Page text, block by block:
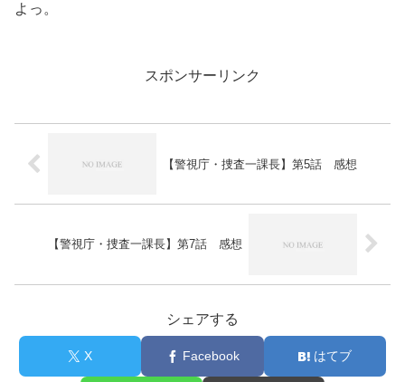
よっ。
スポンサーリンク
【警視庁・捜査一課長】第5話 感想
【警視庁・捜査一課長】第7話 感想
シェアする
X Facebook はてブ